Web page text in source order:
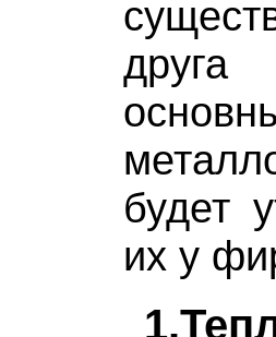
друга
будет
их у